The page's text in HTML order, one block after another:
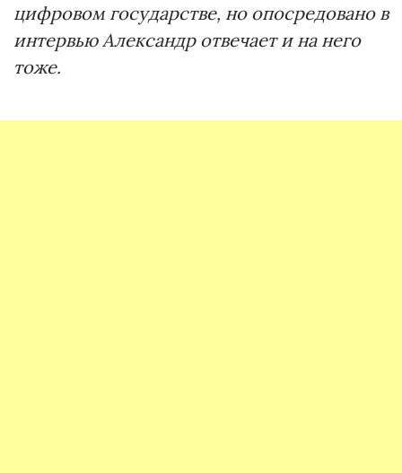
цифровом государстве, но опосредовано в
интервью Александр отвечает и на него
тоже.